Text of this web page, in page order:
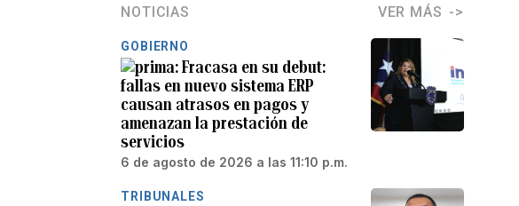
NOTICIAS VER MÁS
GOBIERNO
Fracasa en su debut:
fallas en nuevo sistema ERP
causan atrasos en pagos y
amenazan la prestación de
servicios
6 de agosto de 2026 a las 11:10 p.m.
TRIBUNALES